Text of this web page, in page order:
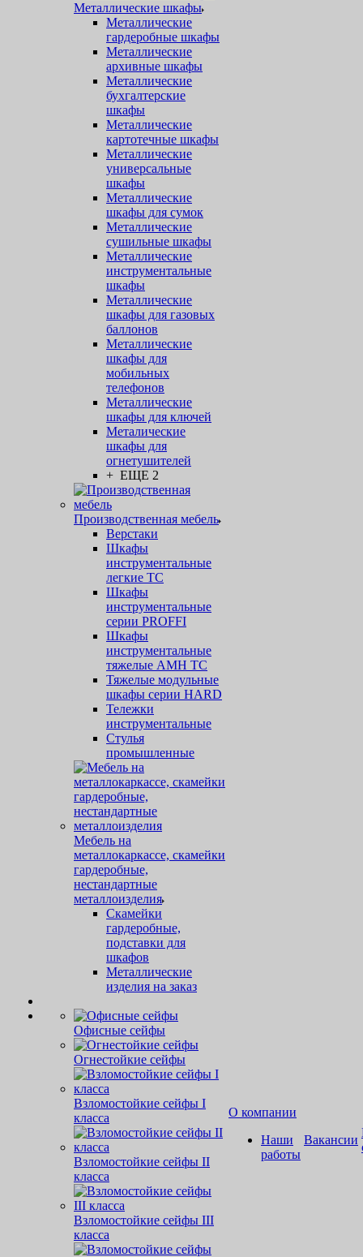
Металлические шкафы
Металлические
гардеробные шкафы
Металлические
архивные шкафы
Металлические
бухгалтерские
шкафы
Металлические
картотечные шкафы
Металлические
универсальные
шкафы
Металлические
шкафы для сумок
Металлические
сушильные шкафы
Металлические
инструментальные
шкафы
Металлические
шкафы для газовых
баллонов
Металлические
шкафы для
мобильных
телефонов
Металлические
шкафы для ключей
Металические
шкафы для
огнетушителей
+ ЕЩЕ 2
Производственная мебель
Верстаки
Шкафы
инструментальные
легкие ТС
Шкафы
инструментальные
серии PROFFI
Шкафы
инструментальные
тяжелые AMH TC
Тяжелые модульные
шкафы серии HARD
Тележки
инструментальные
Стулья
промышленные
Мебель на
металлокаркассе, скамейки
гардеробные,
нестандартные
металлоизделия
Скамейки
гардеробные,
подставки для
шкафов
Металлические
изделия на заказ
Офисные сейфы
Огнестойкие сейфы
Взломостойкие сейфы I
класса
Взломостойкие сейфы II
класса
Взломостойкие сейфы III
класса
О компании
Наши
работы
Вакансии